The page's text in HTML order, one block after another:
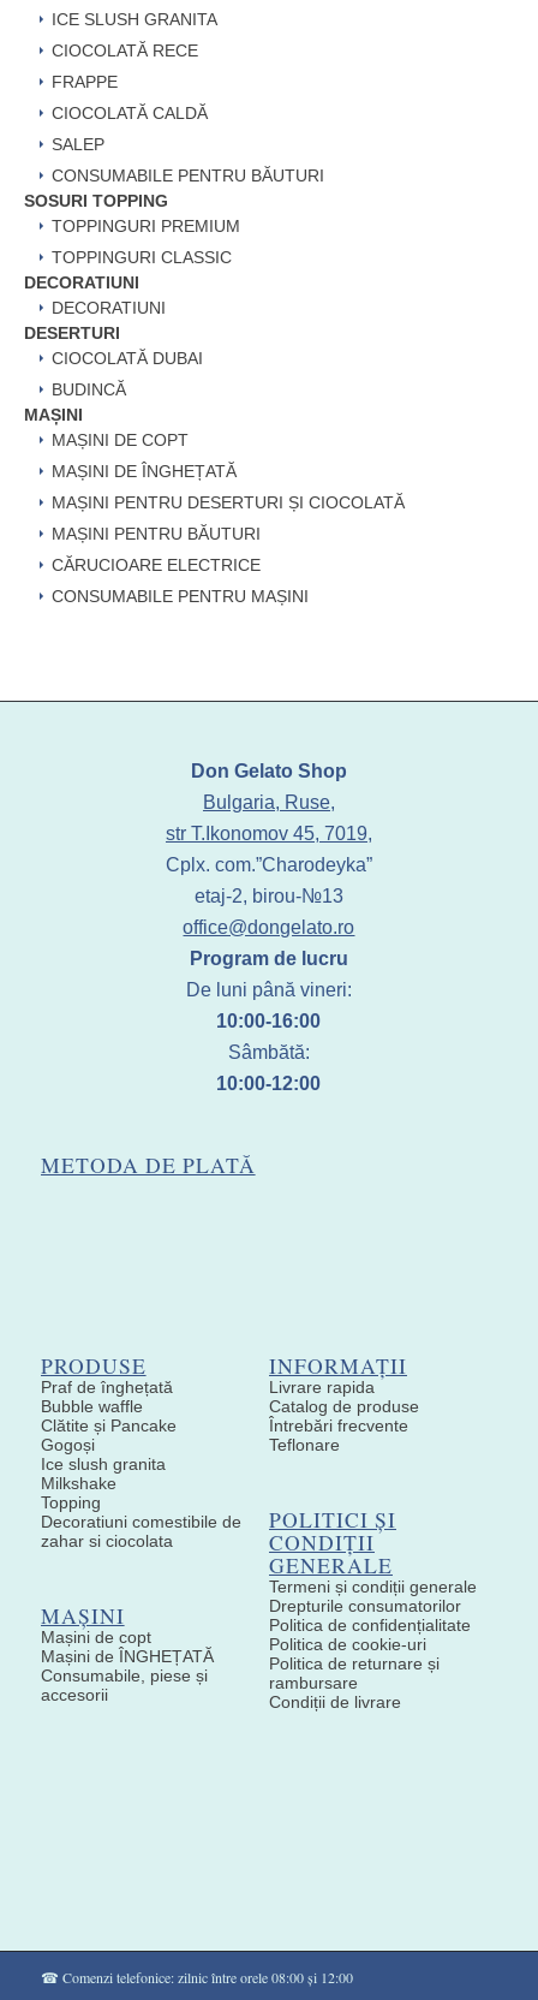
ICE SLUSH GRANITA
CIOCOLATĂ RECE
FRAPPE
CIOCOLATĂ CALDĂ
SALEP
CONSUMABILE PENTRU BĂUTURI
SOSURI TOPPING
TOPPINGURI PREMIUM
TOPPINGURI CLASSIC
DECORATIUNI
DECORATIUNI
DESERTURI
CIOCOLATĂ DUBAI
BUDINCĂ
MAȘINI
MAȘINI DE COPT
MAȘINI DE ÎNGHEȚATĂ
MAȘINI PENTRU DESERTURI ȘI CIOCOLATĂ
MAȘINI PENTRU BĂUTURI
CĂRUCIOARE ELECTRICE
CONSUMABILE PENTRU MAȘINI
Don Gelato Shop
Bulgaria, Ruse,
str T.Ikonomov 45, 7019,
Cplx. com.”Charodeyka”
etaj-2, birou-№13
office@dongelato.ro
Program de lucru
De luni până vineri:
10:00-16:00
Sâmbătă:
10:00-12:00
METODA DE PLATĂ
PRODUSE
Praf de înghețată
Bubble waffle
Clătite și Pancake
Gogoși
Ice slush granita
Milkshake
Topping
Decoratiuni comestibile de
zahar si ciocolata
MAȘINI
Mașini de copt
Mașini de ÎNGHEȚATĂ
Consumabile, piese și
accesorii
INFORMAȚII
Livrare rapida
Catalog de produse
Întrebări frecvente
Teflonare
POLITICI ȘI
CONDIȚII
GENERALE
Termeni și condiții generale
Drepturile consumatorilor
Politica de confidențialitate
Politica de cookie-uri
Politica de returnare și
rambursare
Condiții de livrare
☎ Comenzi telefonice: zilnic între orele 08:00 și 12:00